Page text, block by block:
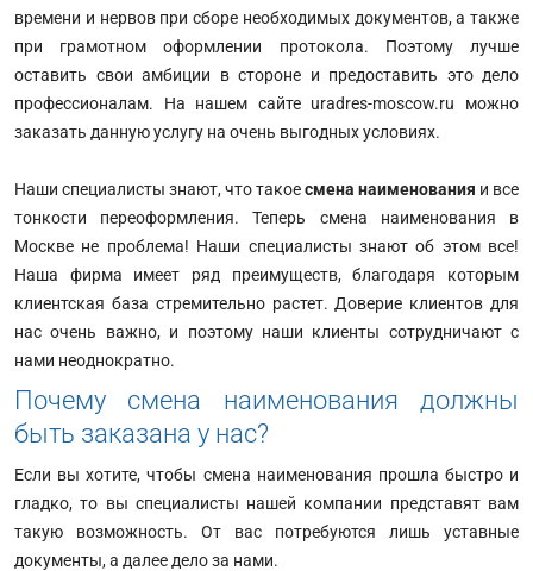
времени и нервов при сборе необходимых документов, а также
при грамотном оформлении протокола. Поэтому лучше
оставить свои амбиции в стороне и предоставить это дело
профессионалам. На нашем сайте uradres-moscow.ru можно
заказать данную услугу на очень выгодных условиях.
Наши специалисты знают, что такоесмена наименования и все
тонкости переоформления. Теперь смена наименования в
Москве не проблема! Наши специалисты знают об этом все!
Наша фирма имеет ряд преимуществ, благодаря которым
клиентская база стремительно растет. Доверие клиентов для
нас очень важно, и поэтому наши клиенты сотрудничают с
нами неоднократно.
Почему смена наименования должны
быть заказана у нас?
Если вы хотите, чтобы смена наименования прошла быстро и
гладко, то вы специалисты нашей компании представят вам
такую возможность. От вас потребуются лишь уставные
документы, а далее дело за нами.